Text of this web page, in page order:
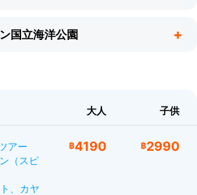
国立海洋公園
大人 子供
アー
（スピ
、カヤ
฿4190 ฿2990